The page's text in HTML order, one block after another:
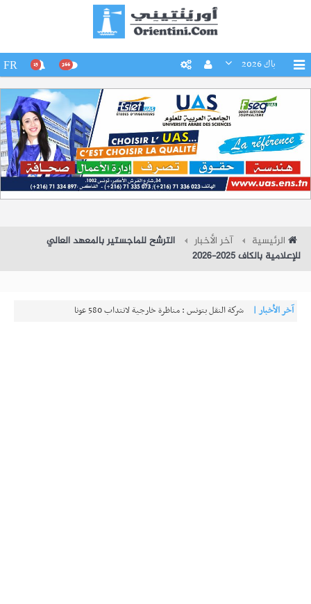
باك 2026 266
15
FR
الرئيسية آخر الأخبار
الترشح للماجستير بالمعهد العالي
للإعلامية بالكاف 2025-2026
آخر الأخبار | شركة النقل بتونس : مناظرة خارجية لانتداب 580 عونا